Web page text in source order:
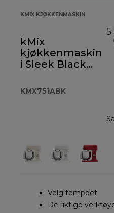
KMIX KJØKKENMASKIN
kMix
kjøkkenmaskin
i Sleek Black
KMX751ABK
5
Velg tempoet
De riktige